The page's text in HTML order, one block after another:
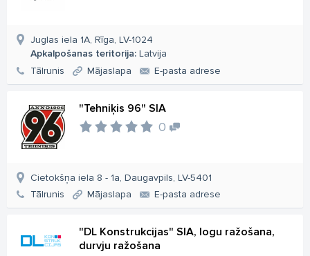
Juglas iela 1A, Rīga, LV-1024
Apkalpošanas teritorija: Latvija
Tālrunis
Mājaslapa E-pasta adrese
"Tehniķis 96" SIA
0
Cietokšņa iela 8 - 1a, Daugavpils, LV-5401
Tālrunis
Mājaslapa E-pasta adrese
"DL Konstrukcijas" SIA, logu ražošana,
durvju ražošana